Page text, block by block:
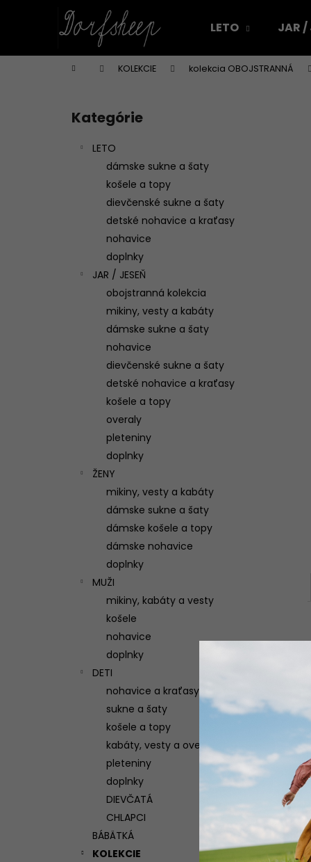
LETO JAR /
Domov KOLEKCIE kolekcia OBOJSTRANNÁ
Preskočiť
kategórie
Kategórie
LETO
dámske sukne a šaty
košele a topy
dievčenské sukne a šaty
detské nohavice a kraťasy
nohavice
doplnky
JAR / JESEŇ
obojstranná kolekcia
mikiny, vesty a kabáty
dámske sukne a šaty
nohavice
dievčenské sukne a šaty
detské nohavice a kraťasy
košele a topy
overaly
pleteniny
doplnky
ŽENY
mikiny, vesty a kabáty
dámske sukne a šaty
dámske košele a topy
dámske nohavice
doplnky
MUŽI
mikiny, kabáty a vesty
košele
nohavice
doplnky
DETI
nohavice a kraťasy
sukne a šaty
košele a topy
kabáty, vesty a overaly
pleteniny
doplnky
DIEVČATÁ
CHLAPCI
BÁBÄTKÁ
KOLEKCIE
í
Späť
do
Späť
do
DÁMSKA ĽANOVÁ ZÁSTERA NA VAJÍČKA
(VIAC FARIEB)